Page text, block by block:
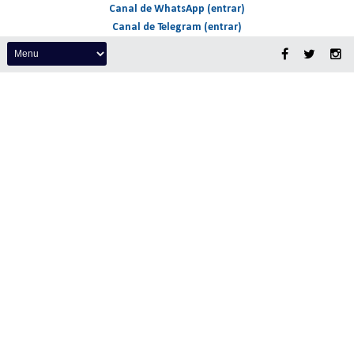
Canal de WhatsApp (entrar)
Canal de Telegram (entrar)